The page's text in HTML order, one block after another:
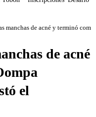
manchas de acné y terminó
de acné
el